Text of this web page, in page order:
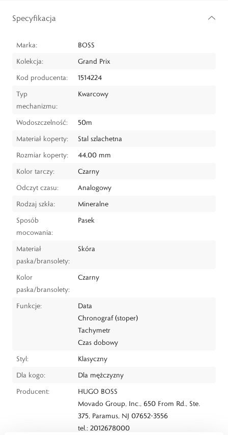
Specyfikacja
Marka:
BOSS
Kolekcja:
Grand Prix
Kod producenta:
1514224
Typ
mechanizmu:
Kwarcowy
Wodoszczelność:
50m
Materiał koperty:
Stal szlachetna
Rozmiar koperty:
44,00 mm
Kolor tarczy:
Czarny
Odczyt czasu:
Analogowy
Rodzaj szkła:
Mineralne
Sposób
mocowania:
Pasek
Materiał
paska/bransolety:
Skóra
Kolor
paska/bransolety:
Czarny
Funkcje:
Data
Chronograf (stoper)
Tachymetr
Czas dobowy
Styl:
Klasyczny
Dla kogo:
Dla mężczyzny
Producent:
HUGO BOSS
Movado Group, Inc., 650 From Rd., Ste.
375, Paramus, NJ 07652-3556
tel.: 2012678000